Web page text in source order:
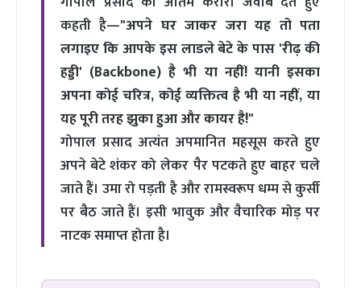
कहती है—"अपने घर जाकर जरा यह तो पता
लगाइए कि आपके इस लाडले बेटे के पास 'रीढ़ की
हड्डी' (Backbone) है भी या नहीं! यानी इसका
अपना कोई चरित्र, कोई व्यक्तित्व है भी या नहीं, या
यह पूरी तरह झुका हुआ और कायर है!"
गोपाल प्रसाद अत्यंत अपमानित महसूस करते हुए
अपने बेटे शंकर को लेकर पैर पटकते हुए बाहर चले
जाते हैं। उमा रो पड़ती है और रामस्वरूप धम्म से कुर्सी
पर बैठ जाते हैं। इसी भावुक और वैचारिक मोड़ पर
नाटक समाप्त होता है।